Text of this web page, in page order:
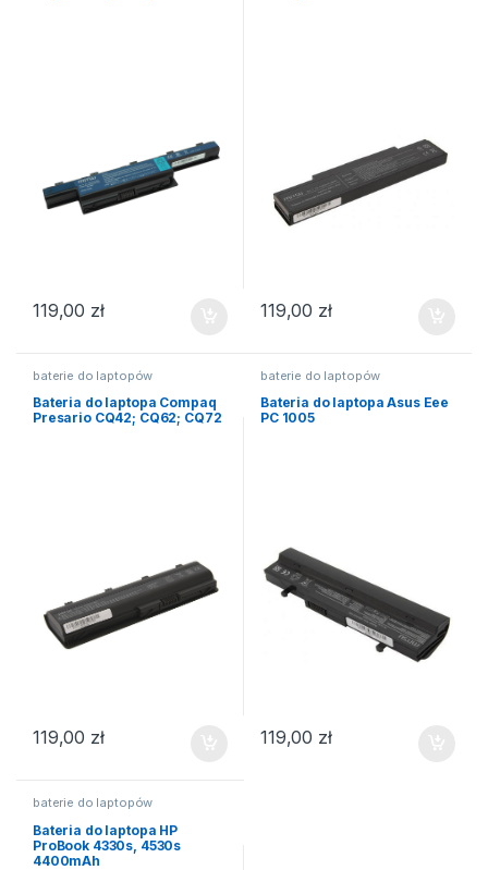
119,00 zł 119,00 zł
baterie do laptopów
Bateria do laptopa Compaq
Presario CQ42; CQ62; CQ72
119,00 zł
baterie do laptopów
Bateria do laptopa Asus Eee
PC 1005
119,00 zł
baterie do laptopów
Bateria do laptopa HP
ProBook 4330s, 4530s
4400mAh